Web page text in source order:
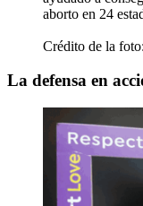
aborto en 24
Crédito de la
La defensa en